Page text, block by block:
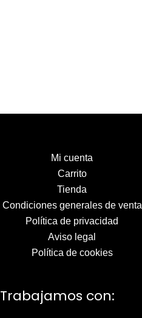
Mi cuenta
Carrito
Tienda
Condiciones generales de venta
Política de privacidad
Aviso legal
Política de cookies
Trabajamos con: